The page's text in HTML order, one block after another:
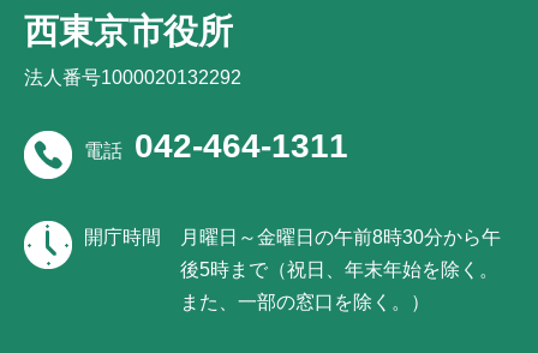
西東京市役所
法人番号1000020132292
電話 042-464-1311
開庁時間
月曜日～金曜日の午前8時30分から午
後5時まで（祝日、年末年始を除く。
また、一部の窓口を除く。）